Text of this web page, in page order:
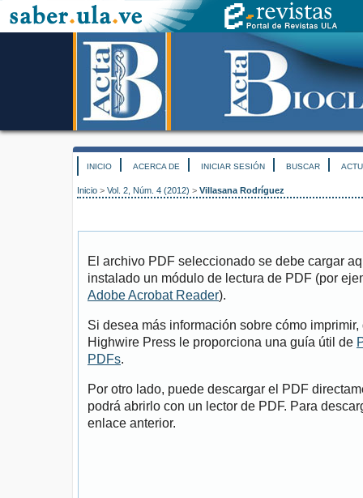
INICIO ACERCA DE INICIAR SESIÓN BUSCAR
Inicio > Vol. 2, Núm. 4 (2012) > Villasana Rodríguez
El archivo PDF seleccionado se debe cargar
instalado un módulo de lectura de PDF (por
Adobe Acrobat Reader).
Si desea más información sobre cómo
Highwire Press le proporciona una guía útil de
PDFs.
Por otro lado, puede descargar el PDF
podrá abrirlo con un lector de PDF. Para
enlace anterior.